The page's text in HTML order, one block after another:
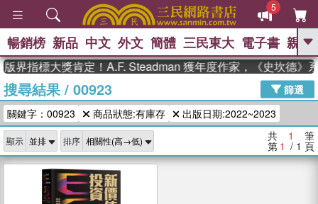
5
GO
The Odyssey 、
父親節 、 如果歷史是一群喵 、 暑期
推薦 、 國際布克獎 臺灣漫遊錄
念華 、 台灣的李登輝時代 、 數學女
孩：黎曼猜想
偉大的迷走神經
暢銷榜 新品 中文 外文 簡體 三民東大 電子書 親子
界指標大獎肯定！A.F. Steadman 獲年度作家，《史坎德》
搜尋結果/ 00923
篩選
關鍵字：00923
商品狀態:有庫存 出版日期:2022~2023
顯示 排序 共 1 筆
第 1 / 1 頁